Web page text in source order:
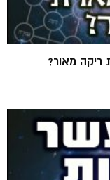
ריקה מאור?